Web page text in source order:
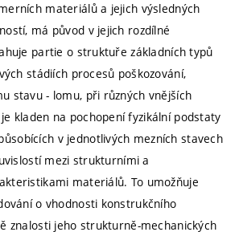
materiálů a jejich výsledných
má původ v jejich rozdílné
partie o struktuře základních typů
stádiích procesů poškozování,
stavu - lomu, při různých vnějších
kladen na pochopení fyzikální podstaty
v jednotlivých mezních stavech
mezi strukturními a
materiálů. To umožňuje
o vhodnosti konstrukčního
znalosti jeho strukturně-mechanických